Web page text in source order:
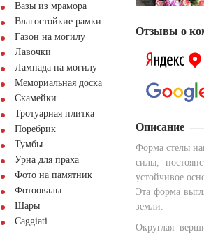
Вазы из мрамора
Влагостойкие рамки
Газон на могилу
Лавочки
Лампада на могилу
Мемориальная доска
Скамейки
Тротуарная плитка
Поребрик
Тумбы
Урна для праха
Фото на памятник
Фотоовалы
Шары
Сaggiati
Отзывы о
Описание
Форма стелы
силы,
устойчивое
Эта форма
земли.
Округлая